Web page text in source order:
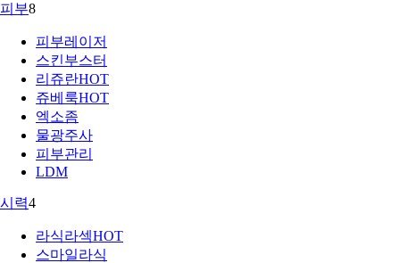
피부8
피부레이저
스킨부스터
리쥬란HOT
쥬베룩HOT
엑소좀
물광주사
피부관리
LDM
시력4
라식라섹HOT
스마일라식